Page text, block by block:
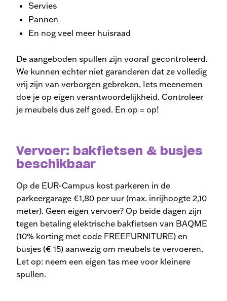
Servies
Pannen
En nog veel meer huisraad
De aangeboden spullen zijn vooraf gecontroleerd.
We kunnen echter niet garanderen dat ze volledig
vrij zijn van verborgen gebreken. Iets meenemen
doe je op eigen verantwoordelijkheid. Controleer
je meubels dus zelf goed. En op = op!
Vervoer: bakfietsen & busjes
beschikbaar
Op de EUR-Campus kost parkeren in de
parkeergarage €1,80 per uur (max. inrijhoogte 2,10
meter). Geen eigen vervoer? Op beide dagen zijn
tegen betaling elektrische bakfietsen van BAQME
(10% korting met code FREEFURNITURE) en
busjes (€ 15) aanwezig om meubels te vervoeren.
Let op: neem een eigen tas mee voor kleinere
spullen.